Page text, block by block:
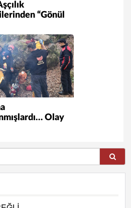
“Gönül
Olay